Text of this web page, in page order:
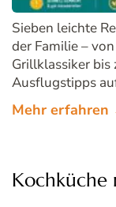
Sieben leichte
der Familie –
Grillklassiker bis
Ausflugstipps
Mehr erfahren
Kochküche